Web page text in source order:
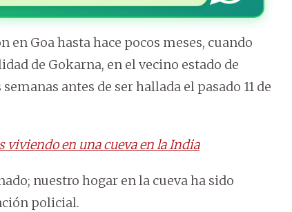
Goa hasta hace pocos meses, cuando
de Gokarna, en el vecino estado de
antes de ser hallada el pasado 11 de
viviendo en una cueva en la India
nuestro hogar en la cueva ha sido
policial.